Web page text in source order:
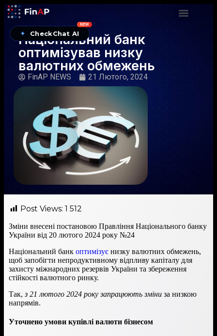
✦ CheckChat AI
NEW
Національний банк
оптимізував низку
валютних обмежень
FinAP NEWS 21 Лютого, 2024
Post Views: 1 512
Зміни внесені постановою Правління Національного банку
України від 20 лютого 2024 року №24
Національний банк оптимізує низку валютних обмежень,
щоб запобігти непродуктивному відпливу капіталу для
захисту міжнародних резервів України та збереження
стійкості валютного ринку.
Так, з 21 лютого 2024 року запрацюють зміни за низкою
напрямів.
Уточнено умови купівлі валюти бізнесом